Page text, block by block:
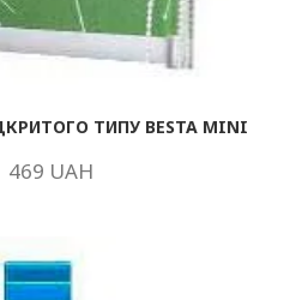
ТИПУ BESTA MINI
469 UAH